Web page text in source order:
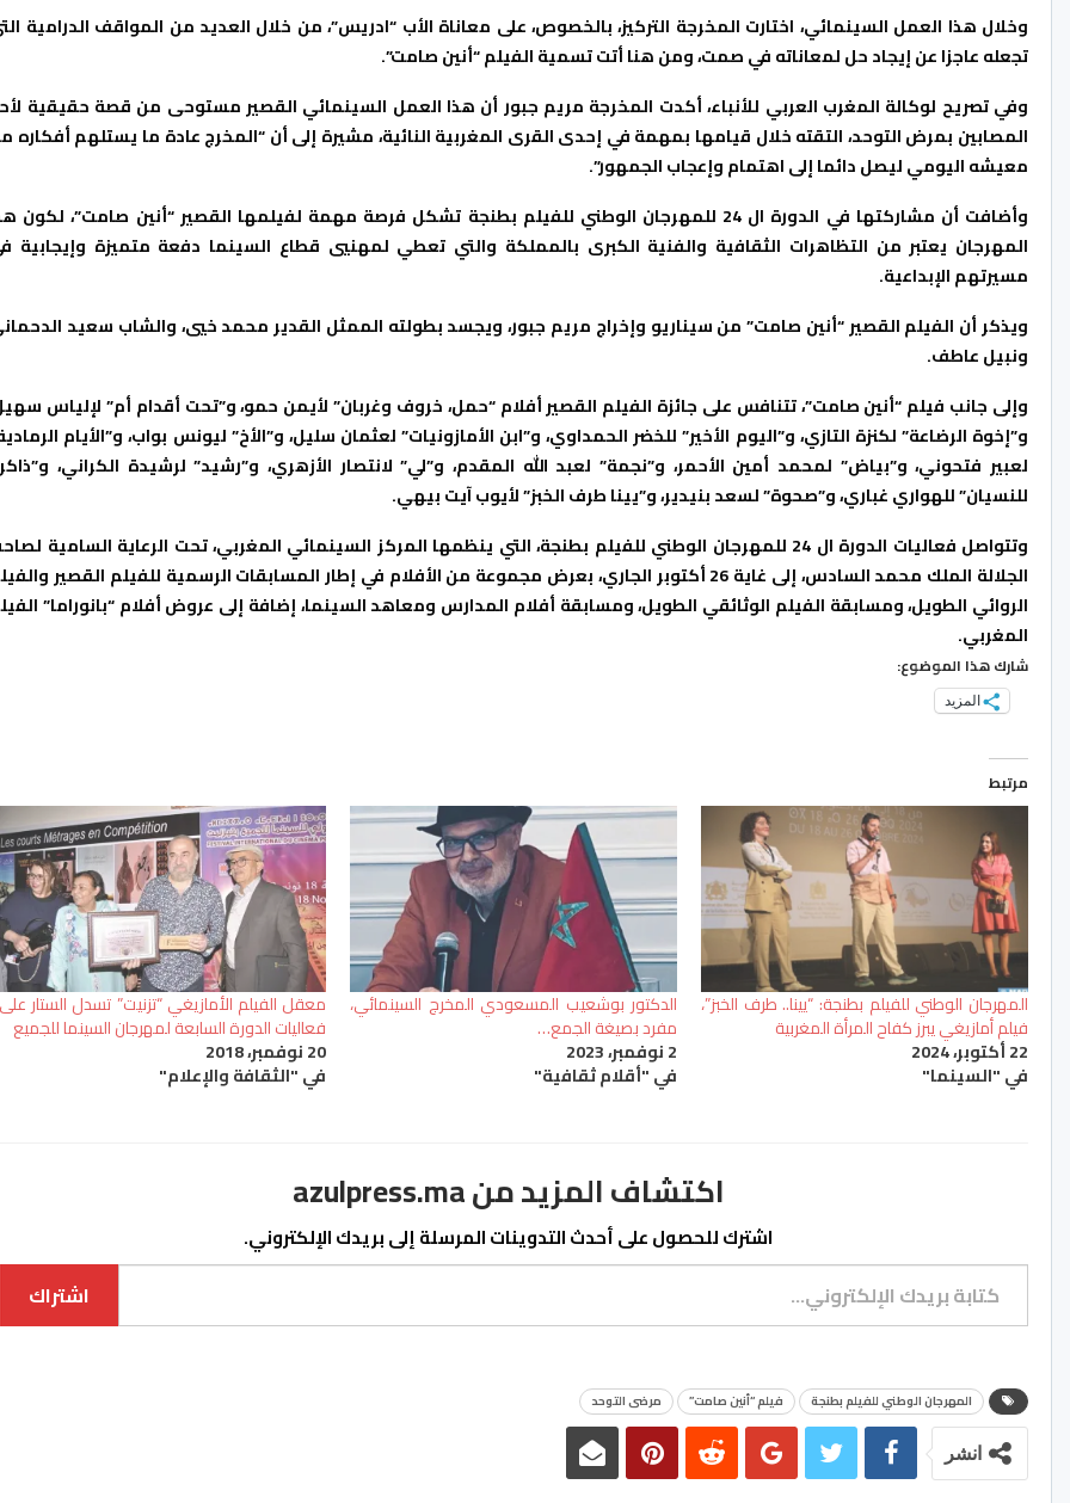
وخلال هذا العمل السينمائي، اختارت المخرجة التركيز، بالخصوص، على معاناة الأب “ادريس”، من خلال العديد من المواقف الدرامية
تجعله عاجزا عن إيجاد حل لمعاناته في صمت، ومن هنا أتت تسمية الفيلم “أنين صامت”.
وفي تصريح لوكالة المغرب العربي للأنباء، أكدت المخرجة مريم جبور أن هذا العمل السينمائي القصير مستوحى من قصة حقيقية
المصابين بمرض التوحد، التقته خلال قيامها بمهمة في إحدى القرى المغربية النائية، مشيرة إلى أن “المخرج عادة ما يستلهم أفكاره
معيشه اليومي ليصل دائما إلى اهتمام وإعجاب الجمهور”.
وأضافت أن مشاركتها في الدورة ال 24 للمهرجان الوطني للفيلم بطنجة تشكل فرصة مهمة لفيلمها القصير “أنين صامت”، لكون
المهرجان يعتبر من التظاهرات الثقافية والفنية الكبرى بالمملكة والتي تعطي لمهنيي قطاع السينما دفعة متميزة وإيجابية
مسيرتهم الإبداعية.
ويذكر أن الفيلم القصير “أنين صامت” من سيناريو وإخراج مريم جبور، ويجسد بطولته الممثل القدير محمد خيي، والشاب سعيد
ونبيل عاطف.
وإلى جانب فيلم “أنين صامت”، تتنافس على جائزة الفيلم القصير أفلام “حمل، خروف وغربان” لأيمن حمو، و”تحت أقدام أم” لإلياس
و”إخوة الرضاعة” لكنزة التازي، و”اليوم الأخير” للخضر الحمداوي، و”ابن الأمازونيات” لعثمان سليل، و”الأخ” ليونس بواب، و”الأيام
لعبير فتحوني، و”بياض” لمحمد أمين الأحمر، و”نجمة” لعبد الله المقدم، و”لي” لانتصار الأزهري، و”رشيد” لرشيدة الكراني،
للنسيان” للهواري غباري، و”صحوة” لسعد بنيدير، و”يينا طرف الخبز” لأيوب آيت بيهي.
وتتواصل فعاليات الدورة ال 24 للمهرجان الوطني للفيلم بطنجة، التي ينظمها المركز السينمائي المغربي، تحت الرعاية السامية
الجلالة الملك محمد السادس، إلى غاية 26 أكتوبر الجاري، بعرض مجموعة من الأفلام في إطار المسابقات الرسمية للفيلم القصير
الروائي الطويل، ومسابقة الفيلم الوثائقي الطويل، ومسابقة أفلام المدارس ومعاهد السينما، إضافة إلى عروض أفلام “بانوراما”
المغربي.
شارك هذا الموضوع:
المزيد
مرتبط
المهرجان الوطني للفيلم بطنجة: “يينا.. طرف الخبز”،
فيلم أمازيغي يبرز كفاح المرأة المغربية
22 أكتوبر، 2024
في "السينما"
الدكتور بوشعيب المسعودي المخرج السينمائي،
مفرد بصيغة الجمع…
2 نوفمبر، 2023
في "أقلام ثقافية"
معقل الفيلم الأمازيغي “تزنيت” تسدل الستار على
فعاليات الدورة السابعة لمهرجان السينما للجميع
20 نوفمبر، 2018
في "الثقافة والإعلام"
اكتشاف المزيد من azulpress.ma
اشترك للحصول على أحدث التدوينات المرسلة إلى بريدك الإلكتروني.
كتابة بريدك الإلكتروني...
اشتراك
المهرجان الوطني للفيلم بطنجة فيلم “أنين صامت” مرضى التوحد
انشر